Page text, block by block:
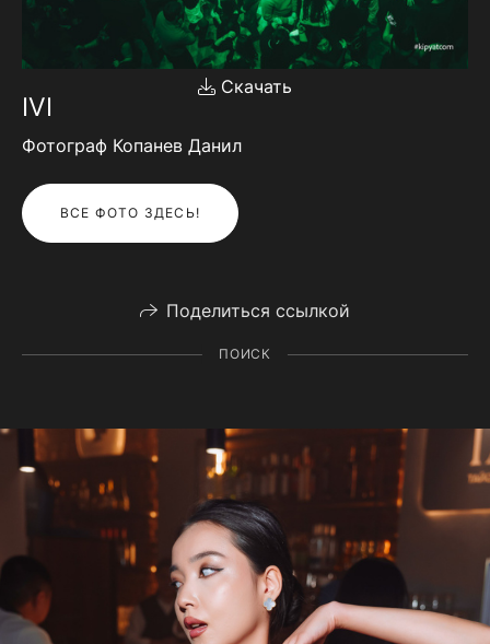
Скачать
IVI
Фотограф Копанев Данил
ВСЕ ФОТО ЗДЕСЬ!
Поделиться ссылкой
ПОИСК